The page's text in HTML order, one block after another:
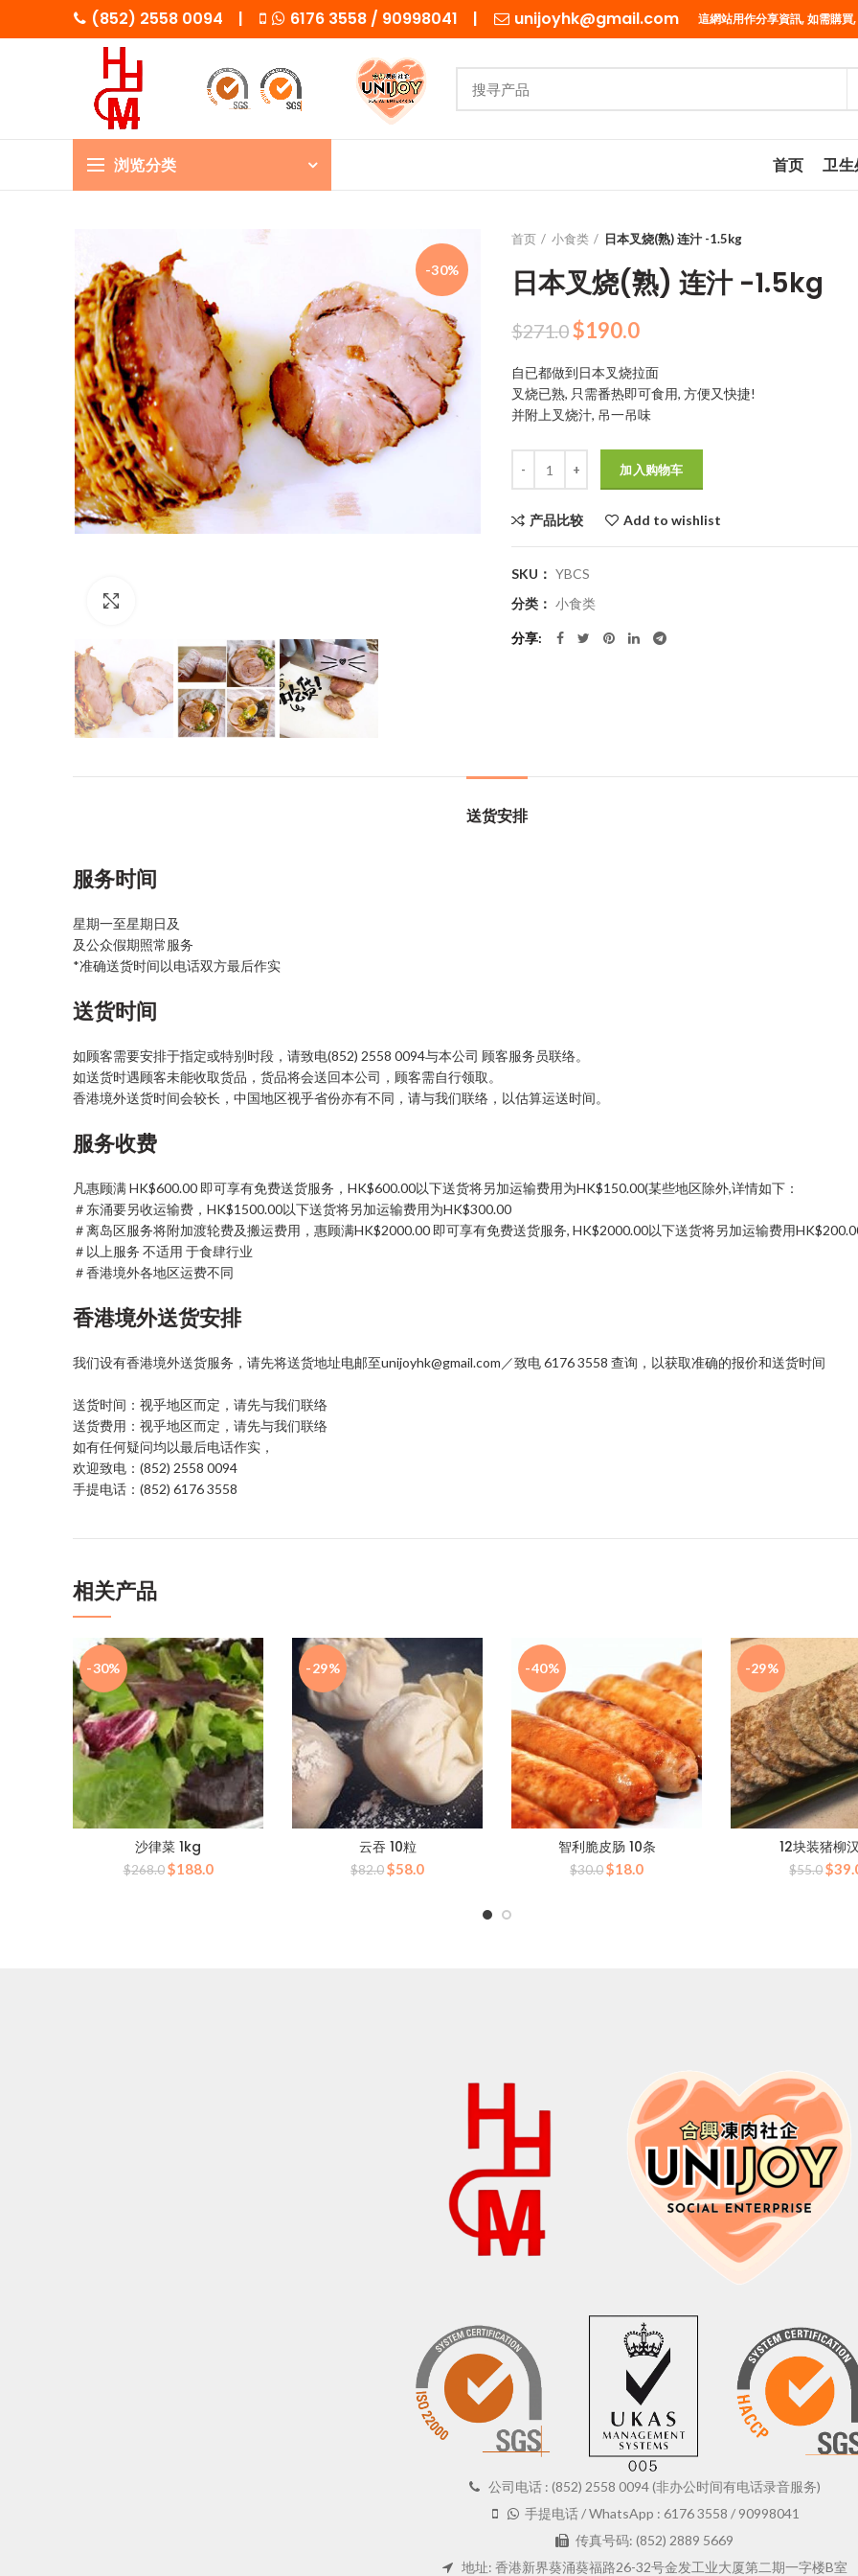
(852) 2558 0094 | 6176 3558 / 90998041 | unijoyhk@gmail.com 這網站用作分享資訊, 如需購
浏览分类 首页 卫生
-30%
首页 小食类 日本叉烧(熟) 连汁 -1.5kg
日本叉烧(熟) 连汁 -1.5kg
$271.0原
为：
$271.0。
$190.0当
价
格
为：
$190.0。
自已都做到日本叉烧拉面
叉烧已熟, 只需番热即可食用, 方便又快捷!
并附上叉烧汁, 吊一吊味
加入购物车
产品比较 Add to wishlist
SKU： YBCS
分类： 小食类
分享
送货安排
服务时间
星期一至星期日及
及公众假期照常服务
*准确送货时间以电话双方最后作实
送货时间
如顾客需要安排于指定或特别时段，请致电(852) 2558 0094与本公司 顾客服务员联络。
如送货时遇顾客未能收取货品，货品将会送回本公司，顾客需自行领取。
香港境外送货时间会较长，中国地区视乎省份亦有不同，请与我们联络，以估算运送时间。
服务收费
凡惠顾满 HK$600.00 即可享有免费送货服务，HK$600.00以下送货将另加运输费用为HK$150.00(某些地区除外,详情如下：
＃东涌要另收运输费，HK$1500.00以下送货将另加运输费用为HK$300.00
＃离岛区服务将附加渡轮费及搬运费用，惠顾满HK$2000.00 即可享有免费送货服务, HK$2000.00以下送货将另加运输费用
＃以上服务 不适用 于食肆行业
＃香港境外各地区运费不同
香港境外送货安排
我们设有香港境外送货服务，请先将送货地址电邮至unijoyhk@gmail.com／致电 6176 3558 查询，以获取准确的报价和送货时间
送货时间：视乎地区而定，请先与我们联络
送货费用：视乎地区而定，请先与我们联络
如有任何疑问均以最后电话作实，
欢迎致电：(852) 2558 0094
手提电话：(852) 6176 3558
相关产品
-30%
沙律菜 1kg
$268.0 原
$188.0当
-29%
云吞 10粒
$82.0原
$58.0当
-40%
智利脆皮肠 10条
$30.0原
$18.0当
-29%
12块装猪柳
$55.0原
$
公司电话 : (852) 2558 0094 (非办公时间有电话录音服务)
手提电话 / WhatsApp : 6176 3558 / 90998041
传真号码: (852) 2889 5669
地址: 香港新界葵涌葵福路26-32号金发工业大厦第二期一字楼B室